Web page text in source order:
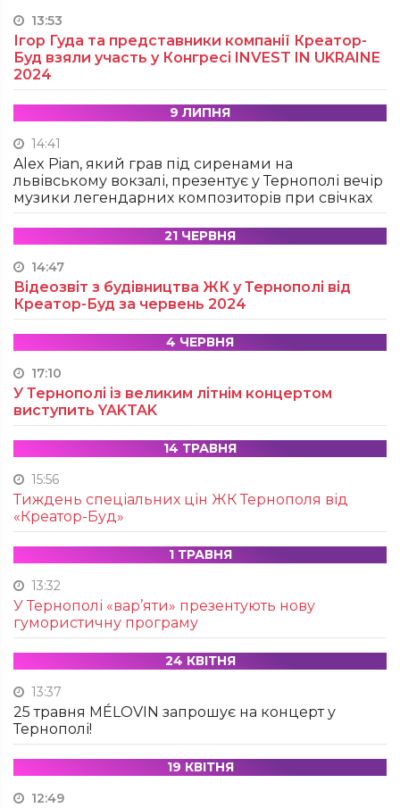
13:53
Ігор Гуда та представники компанії Креатор-
Буд взяли участь у Конгресі INVEST IN UKRAINE
2024
9 ЛИПНЯ
14:41
Alex Pian, який грав під сиренами на
львівському вокзалі, презентує у Тернополі вечір
музики легендарних композиторів при свічках
21 ЧЕРВНЯ
14:47
Відеозвіт з будівництва ЖК у Тернополі від
Креатор-Буд за червень 2024
4 ЧЕРВНЯ
17:10
У Тернополі із великим літнім концертом
виступить YAKTAK
14 ТРАВНЯ
15:56
Тиждень спеціальних цін ЖК Тернополя від
«Креатор-Буд»
1 ТРАВНЯ
13:32
У Тернополі «вар’яти» презентують нову
гумористичну програму
24 КВІТНЯ
13:37
25 травня MÉLOVIN запрошує на концерт у
Тернополі!
19 КВІТНЯ
12:49